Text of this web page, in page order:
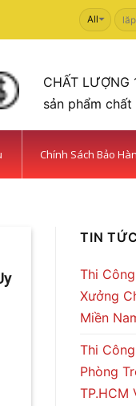
Tìm
kiếm:
CHẤT LƯỢNG
sản phẩm
Chính Sách Bảo
KIỆM |
TIN TỨC
Thi
Xưởng
Miền
Thi
Phòng
TP.HCM